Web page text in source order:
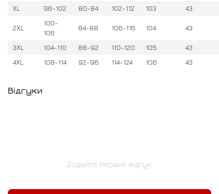
ХL
96-102 80-84 102-112 103 43
2ХL
100-
106
84-88 106-116 104 43
3ХL 104-110 88-92 110-120 105
43
4ХL
108-114 92-96 114-124 106 43
Відгуки
Додайте перший відгук